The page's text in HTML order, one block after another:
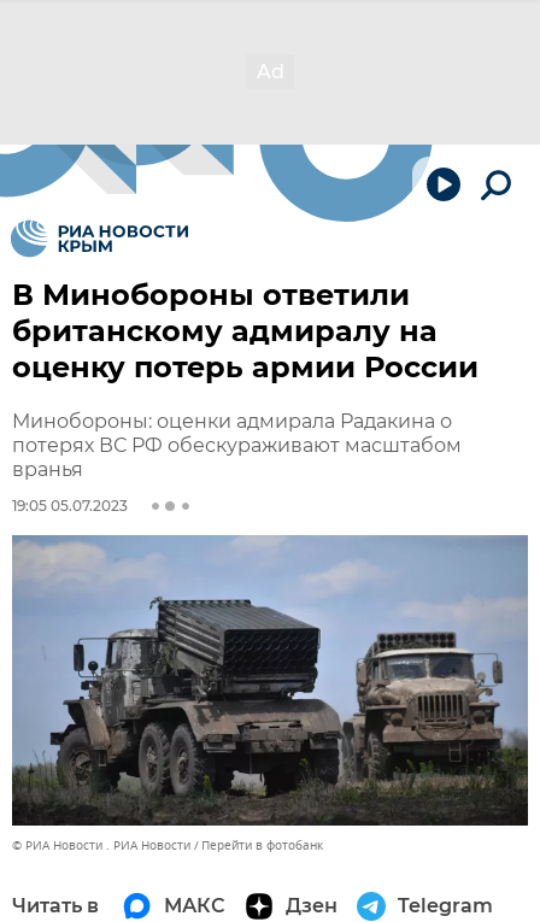
В Минобороны ответили
британскому адмиралу на
оценку потерь армии России
Минобороны: оценки адмирала Радакина о
потерях ВС РФ обескураживают масштабом
вранья
19:05 05.07.2023
© РИА Новости . РИА Новости Перейти в фотобанк
Читать в МАКС Дзен Telegram